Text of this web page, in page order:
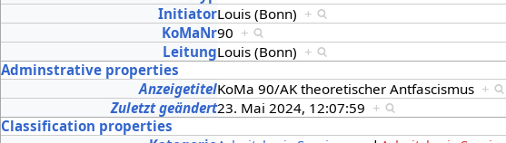
InitiatorLouis (Bonn) +
KoMaNr90 +
LeitungLouis (Bonn) +
Adminstrative properties
AnzeigetitelKoMa 90/AK theoretischer Antfascismus +
Zuletzt geändert23. Mai 2024, 12:07:59 +
Classification properties